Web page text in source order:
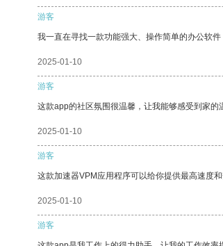
游客
我一直在寻找一款功能强大、操作简单的办公软
2025-01-10
游客
这款app的社区氛围很温馨，让我能够感受到家的
2025-01-10
游客
这款加速器VPM应用程序可以给你提供最高速度
2025-01-10
游客